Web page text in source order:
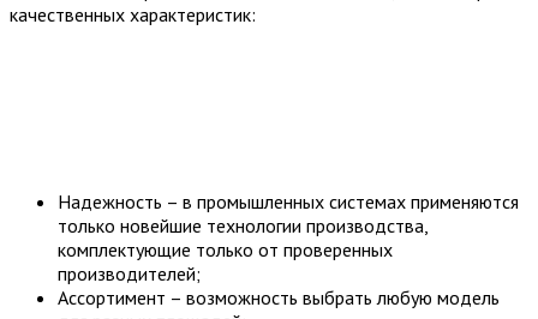
качественных характеристик:
Надежность – в промышленных системах применяются
только новейшие технологии производства,
комплектующие только от проверенных
производителей;
Ассортимент – возможность выбрать любую модель